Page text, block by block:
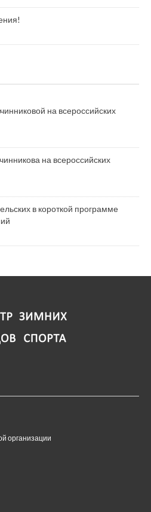
на всероссийских
на всероссийских
в короткой программе
организации